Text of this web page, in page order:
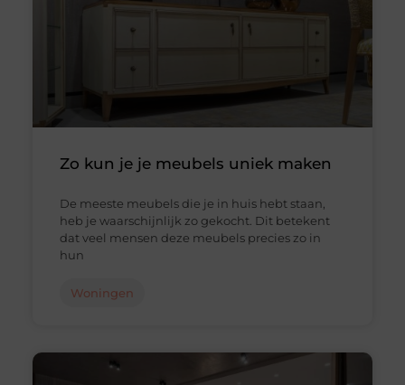
Zo kun je je meubels uniek maken
De meeste meubels die je in huis hebt staan,
heb je waarschijnlijk zo gekocht. Dit betekent
dat veel mensen deze meubels precies zo in
hun
Woningen